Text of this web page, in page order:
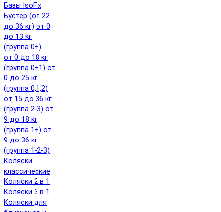
Базы IsoFix
Бустер (от 22
до 36 кг) от 0
до 13 кг
(группа 0+)
от 0 до 18 кг
(группа 0+1) от
0 до 25 кг
(группа 0,1,2)
от 15 до 36 кг
(группа 2-3) от
9 до 18 кг
(группа 1+) от
9 до 36 кг
(группа 1-2-3)
Коляски
классические
Коляски 2 в 1
Коляски 3 в 1
Коляски для